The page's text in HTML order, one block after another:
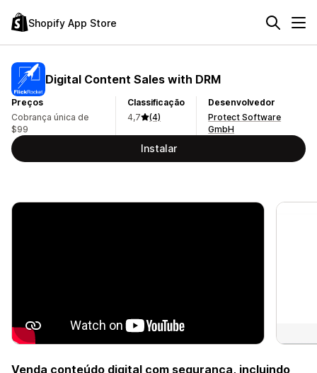
Shopify App Store
Digital Content Sales with DRM
Preços
Cobrança única de
$99
Classificação
4,7
(4)
Desenvolvedor
Protect Software
GmbH
Instalar
Venda conteúdo digital com segurança, incluindo